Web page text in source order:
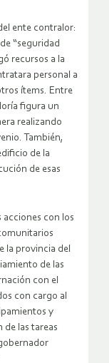
ente contralor:
“seguridad
recursos a la
personal a
ítems. Entre
figura un
realizando
También,
de la
de esas
acciones con los
la provincia del
de las
con el
con cargo al
y
de las tareas